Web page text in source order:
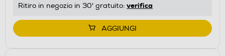
Ritiro in negozio in 30' gratuito: verifica
AGGIUNGI